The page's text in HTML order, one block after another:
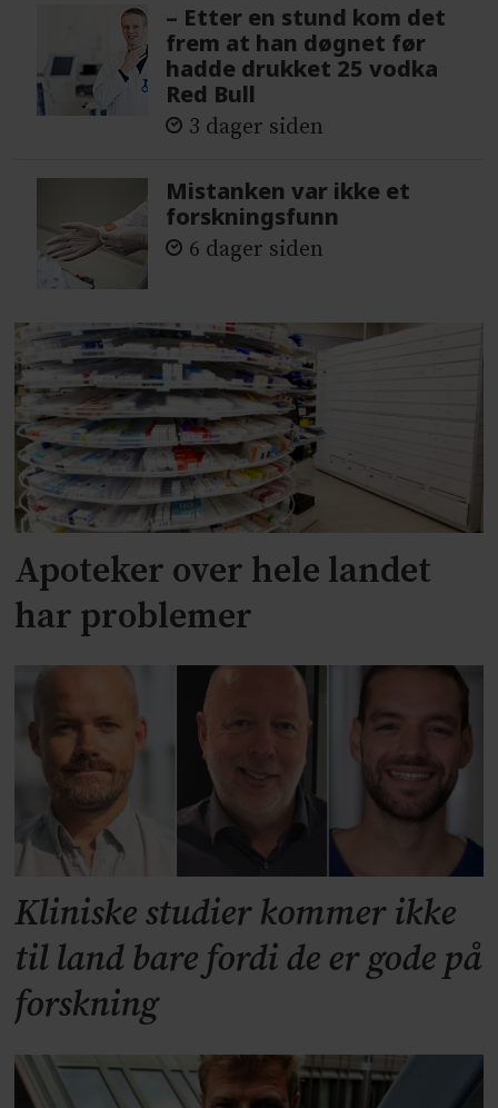
– Etter en stund kom det
frem at han døgnet før
hadde drukket 25 vodka
Red Bull
3 dager siden
Mistanken var ikke et
forskningsfunn
6 dager siden
Apoteker over hele landet
har problemer
Kliniske studier kommer ikke
til land bare fordi de er gode på
forskning